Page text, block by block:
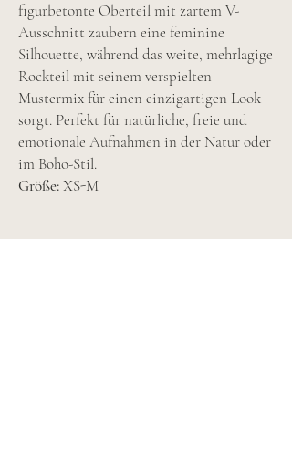
figurbetonte Oberteil mit zartem V-
Ausschnitt zaubern eine feminine
Silhouette, während das weite, mehrlagige
Rockteil mit seinem verspielten
Mustermix für einen einzigartigen Look
sorgt. Perfekt für natürliche, freie und
emotionale Aufnahmen in der Natur oder
im Boho-Stil.
Größe:XS-M